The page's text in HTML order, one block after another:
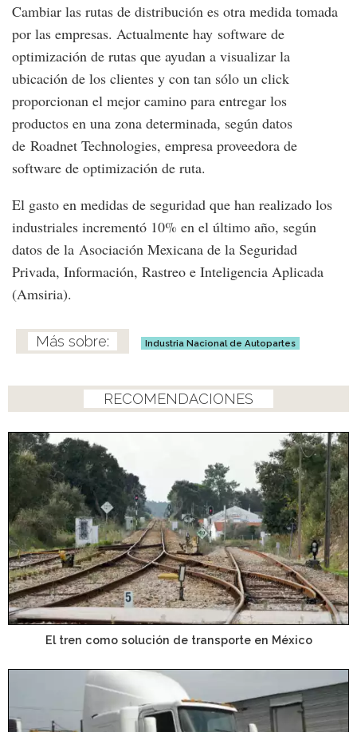
Cambiar las rutas de distribución es otra medida tomada
por las empresas. Actualmente hay software de
optimización de rutas que ayudan a visualizar la
ubicación de los clientes y con tan sólo un click
proporcionan el mejor camino para entregar los
productos en una zona determinada, según datos
de Roadnet Technologies, empresa proveedora de
software de optimización de ruta.
El gasto en medidas de seguridad que han realizado los
industriales incrementó 10% en el último año, según
datos de la Asociación Mexicana de la Seguridad
Privada, Información, Rastreo e Inteligencia Aplicada
(Amsiria).
Industria Nacional de Autopartes
RECOMENDACIONES
El tren como solución de transporte en México